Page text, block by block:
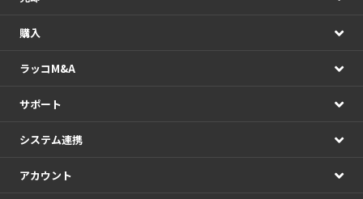
購入
ラッコM&A
サポート
システム連携
アカウント